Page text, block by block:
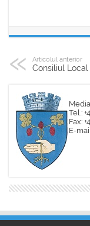
Articolul anterior
Consiliul Local
Tel.:
Fax:
E-